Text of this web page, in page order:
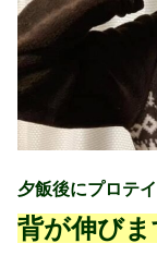
夕飯後にプロテ
背が伸びま